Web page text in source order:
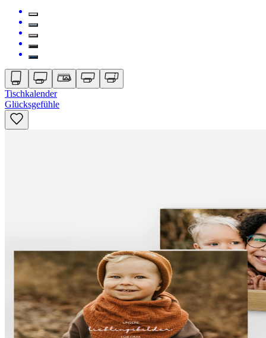
Tischkalender
Glücksgefühle